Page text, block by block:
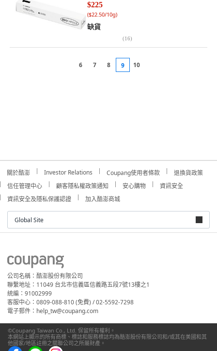
$225
($22.50/10g)
缺貨
(16)
6 7 8 9 10
關於酷澎 Investor Relations Coupang使用者條款
退換貨政策
信任管理中心
顧客隱私權政策通知 安心購物
資訊安全
資訊安全及隱私保護認證
加入酷澎商城
Global Site
公司名稱：酷澎股份有限公司
聯繫地址：11049 台北市信義區信義路五段7號13樓之1
統編：91002999
客服中心：0809-088-810 (免費) / 02-5592-7298
電子郵件：help_tw@coupang.com
©Coupang Taiwan Co., Ltd. 保留所有權利。
本網站上顯示的所有商標、標誌和服務標誌均為酷澎股份有限公司和/或其在美國和其
他國家/地區註冊之關聯公司之所屬財產。